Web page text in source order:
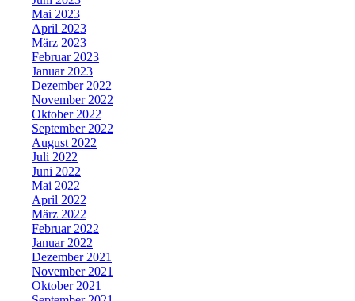
Mai 2023
April 2023
März 2023
Februar 2023
Januar 2023
Dezember 2022
November 2022
Oktober 2022
September 2022
August 2022
Juli 2022
Juni 2022
Mai 2022
April 2022
März 2022
Februar 2022
Januar 2022
Dezember 2021
November 2021
Oktober 2021